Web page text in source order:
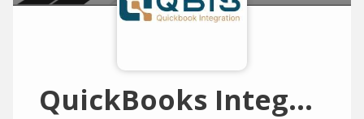
QuickBooks Integrations